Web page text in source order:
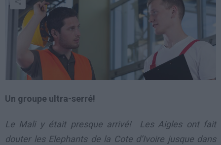
Un groupe ultra-serré!
Le Mali y était presque arrivé! Les Aigles ont fait
douter les Elephants de la Cote d’Ivoire jusque dans